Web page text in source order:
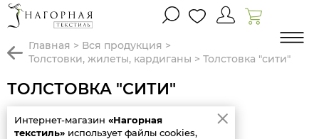
Интернет-магазин «Нагорная
текстиль» использует файлы cookies,
главная > вся продукция >
толстовки, жилеты, кардиганы > толстовка "сити"
ТОЛСТОВКА "СИТИ"
Предыдущий
товар
Следующий
товар